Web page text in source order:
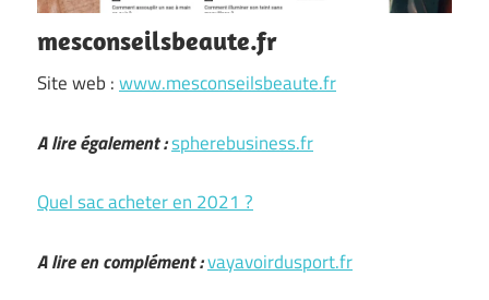
mesconseilsbeaute.fr
Site web :www.mesconseilsbeaute.fr
A lire également :spherebusiness.fr
Quel sac acheter en 2021 ?
A lire en complément :vayavoirdusport.fr